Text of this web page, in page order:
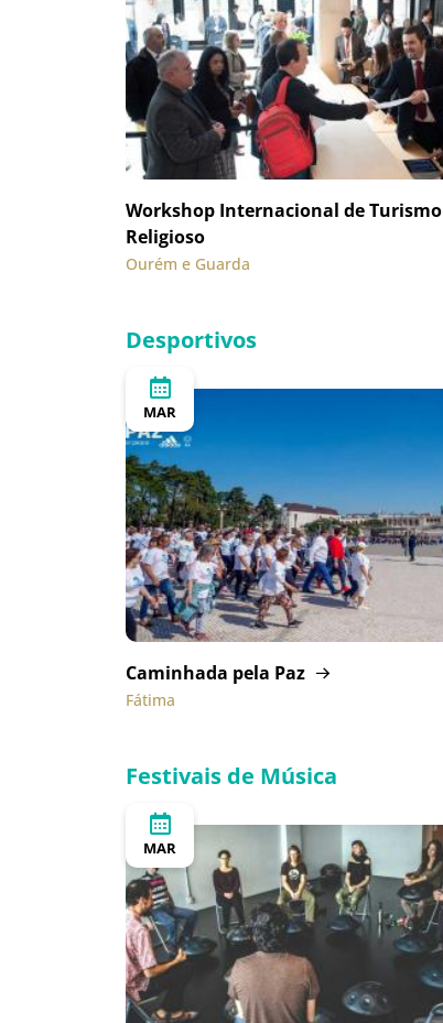
Workshop Internacional de Turismo
Religioso
Ourém e Guarda
Desportivos
MAR
Caminhada pela Paz
Fátima
Festivais de Música
MAR